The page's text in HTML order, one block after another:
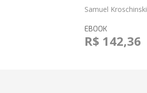
Samuel Kroschinski
EBOOK
R$ 142,36